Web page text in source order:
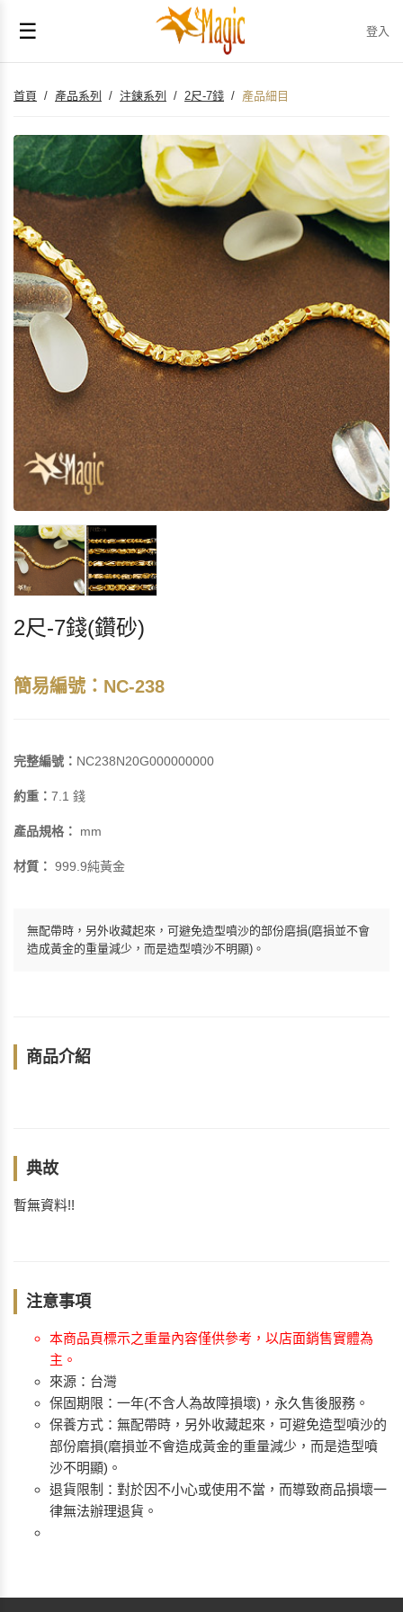
☰ 登入
首頁 / 產品系列 / 注鍊系列 / 2尺-7錢 / 產品細目
2尺-7錢(鑽砂)
簡易編號：NC-238
完整編號： NC238N20G000000000
約重： 7.1 錢
產品規格： mm
材質： 999.9純黃金
無配帶時，另外收藏起來，可避免造型噴沙的部份磨損(磨損並不會
造成黃金的重量減少，而是造型噴沙不明顯)。
商品介紹
典故
暫無資料!!
注意事項
本商品頁標示之重量內容僅供參考，以店面銷售實體為
主。
來源：台灣
保固期限：一年(不含人為故障損壞)，永久售後服務。
保養方式：無配帶時，另外收藏起來，可避免造型噴沙的
部份磨損(磨損並不會造成黃金的重量減少，而是造型噴
沙不明顯)。
退貨限制：對於因不小心或使用不當，而導致商品損壞一
律無法辦理退貨。